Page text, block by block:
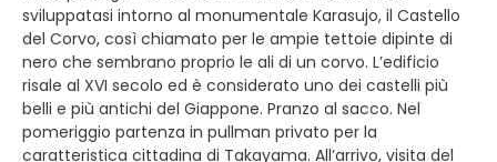
sviluppatasi intorno al monumentale Karasujo, il Castello
del Corvo, così chiamato per le ampie tettoie dipinte di
nero che sembrano proprio le ali di un corvo. L’edificio
risale al XVI secolo ed è considerato uno dei castelli più
belli e più antichi del Giappone. Pranzo al sacco. Nel
pomeriggio partenza in pullman privato per la
caratteristica cittadina di Takayama. All’arrivo, visita del